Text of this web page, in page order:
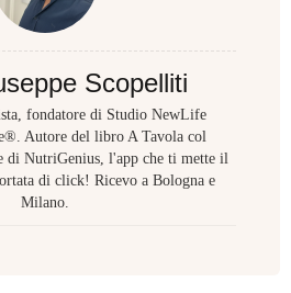
Scopelliti
fondatore di Studio NewLife
Autore del libro A Tavola col
di NutriGenius, l'app che ti mette il
di click! Ricevo a Bologna e
Milano.